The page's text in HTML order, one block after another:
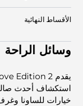
الأقساط النهائية
وسائل الراحة
استكشاف أحدث
خيارات للساونا